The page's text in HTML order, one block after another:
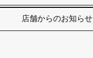
店舗からのお知らせ